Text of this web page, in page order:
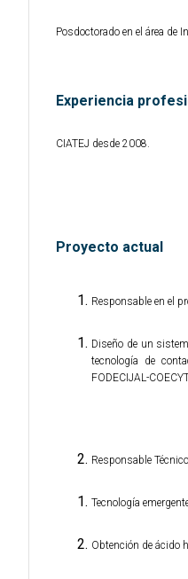
Posdoctorado en el área de
Experiencia
CIATEJ desde 2008.
Proyecto actual
Responsable en el
Diseño de un
tecnología de
FODECIJAL-
Responsable
Tecnología
Obtención de ácido